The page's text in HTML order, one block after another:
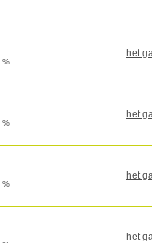
het
het
het
het